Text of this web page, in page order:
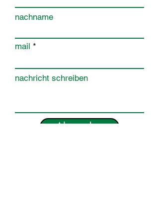
nachname
mail
nachricht schreiben
Absenden